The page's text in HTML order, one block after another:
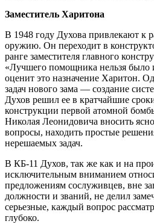
Заместитель Харитона
В 1948 году Духова привлекают к
оружию. Он переходит в
ранге заместителя главного
«Лучшего помощника нельзя было
оценит это назначение Харитон.
задач нового зама — создание
Духов решил ее в кратчайшие
конструкции первой атомной
Николая Леонидовича вносить
вопросы, находить простые
нерешаемых задач.
В КБ-11 Духов, так же как и на
исключительным вниманием
предложениям сослуживцев, вне
должности и званий, не делил
серьезные, каждый вопрос
глубоко.